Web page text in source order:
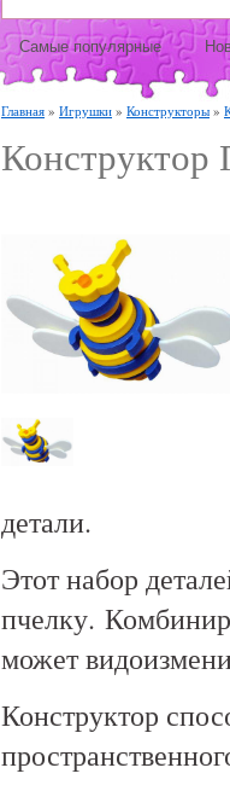
Самые популярные
Главная » Игрушки » Конструкторы »
Конструктор
детали.
Этот набор
пчелку.
может
Конструктор